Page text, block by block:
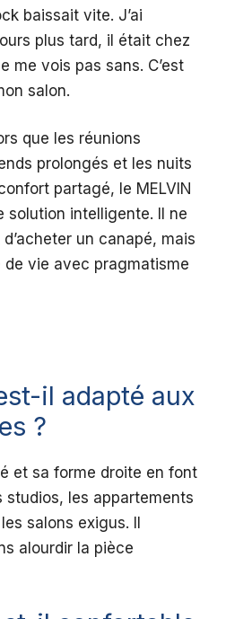
baissait vite. J’ai
plus tard, il était chez
me vois pas sans. C’est
salon.
que les réunions
prolongés et les nuits
partagé, le MELVIN
solution intelligente. Il ne
un canapé, mais
de vie avec pragmatisme
il adapté aux
?
et sa forme droite en font
studios, les appartements
salons exigus. Il
alourdir la pièce